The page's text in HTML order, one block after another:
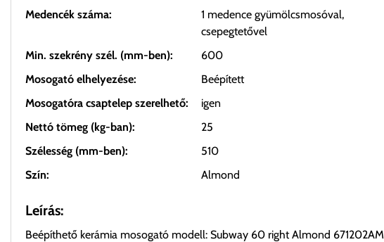
Medencék száma:
1 medence gyümölcsmosóval,
csepegtetővel
Min. szekrény szél. (mm-ben):
600
Mosogató elhelyezése:
Beépített
Mosogatóra csaptelep szerelhető:
igen
Nettó tömeg (kg-ban):
25
Szélesség (mm-ben):
510
Szín:
Almond
Leírás:
Beépíthető kerámia mosogató modell: Subway 60 right Almond 671202AM